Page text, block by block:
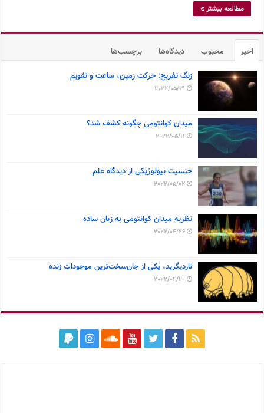
مطالعه بیشتر »
اخیر محبوب دیدگاه‌ها برچسب‌ها
زنگ تفریح: حرکت زمین، ساعت و تقویم
2022/05/19
میدان کوانتومی چگونه کشف شد؟
2022/05/11
جنسیت بیولوژیکی از دیدگاه علم
2022/05/02
نظریه میدان کوانتومی به زبان ساده
2022/04/26
تاردیگرید، یکی از جان‌سخت‌ترین موجودات زنده
2022/04/20